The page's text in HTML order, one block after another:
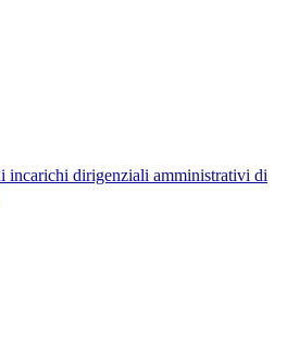
incarichi dirigenziali amministrativi di